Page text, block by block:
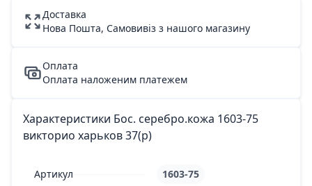
Доставка
Нова Пошта, Самовивіз з нашого магазину
Оплата
Оплата наложеним платежем
Характеристики Бос. серебро.кожа 1603-75
викторио харьков 37(р)
Артикул 1603-75